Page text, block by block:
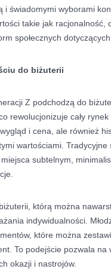
i świadomymi wyborami
takie jak racjonalność,
społecznych dotyczących
do biżuterii
Z podchodzą do
rewolucjonizuje cały
i cena, ale również
wartościami.
subtelnym,
którą można
indywidualności.
które można
To podejście pozwala na
okazji i nastrojów.